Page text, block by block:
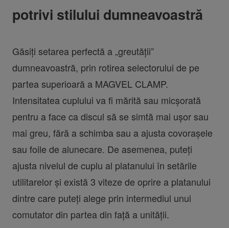
potrivi stilului dumneavoastră
Găsiți setarea perfectă a „greutății”
dumneavoastră, prin rotirea selectorului de pe
partea superioară a MAGVEL CLAMP.
Intensitatea cuplului va fi mărită sau micșorată
pentru a face ca discul să se simtă mai ușor sau
mai greu, fără a schimba sau a ajusta covorașele
sau foile de alunecare. De asemenea, puteți
ajusta nivelul de cuplu al platanului în setările
utilitarelor și există 3 viteze de oprire a platanului
dintre care puteți alege prin intermediul unui
comutator din partea din față a unității.